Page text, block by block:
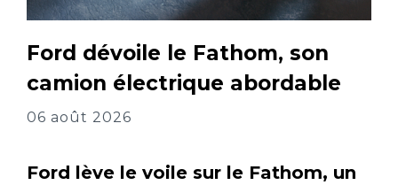
Ford dévoile le Fathom, son
camion électrique abordable
06 août 2026
Ford lève le voile sur le Fathom, un